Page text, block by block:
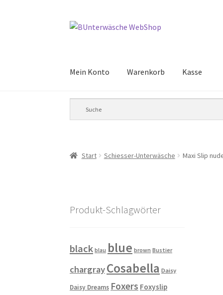
Zur
Zum
Mein Konto Warenkorb Kasse
Start Schiesser-Unterwäsche Maxi Slip
Produkt-Schlagwörter
black blau blue brown Bustier
chargrayCosabella Daisy
Daisy Dreams Foxers Foxyslip